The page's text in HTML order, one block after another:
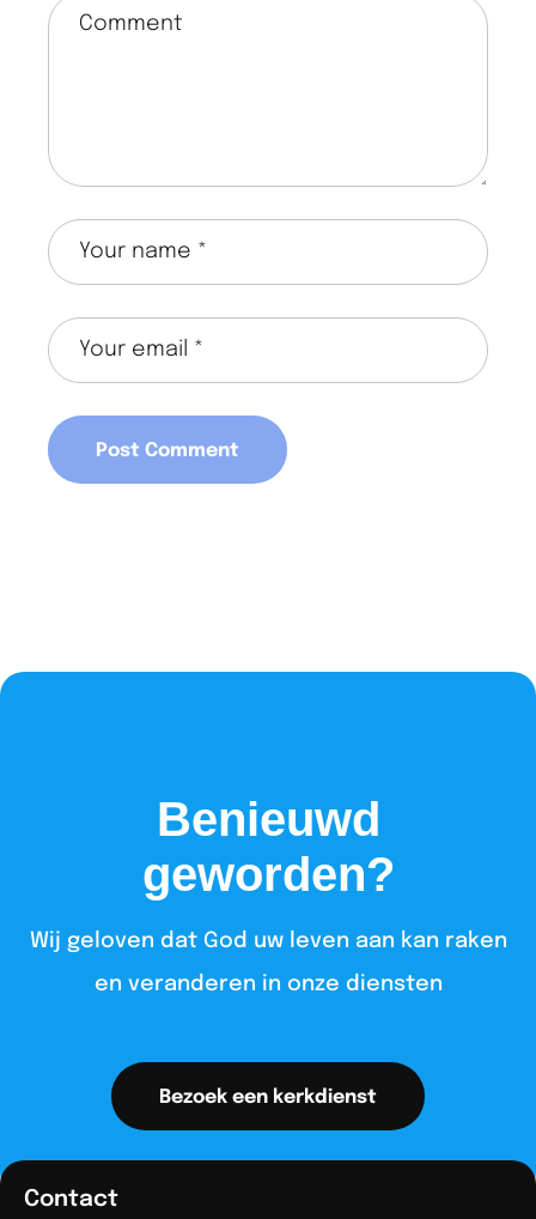
Benieuwd
geworden?
Wij geloven dat God uw leven aan kan raken
en veranderen in onze diensten​
Bezoek een kerkdienst
Contact